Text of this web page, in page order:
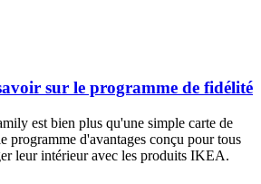
sur le programme de fidélité
est bien plus qu'une simple carte de
programme d'avantages conçu pour tous
leur intérieur avec les produits IKEA.